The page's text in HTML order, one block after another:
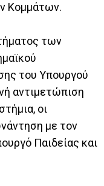
Κομμάτων.
των
του Υπουργού
αντιμετώπιση
οι
με τον
Παιδείας και